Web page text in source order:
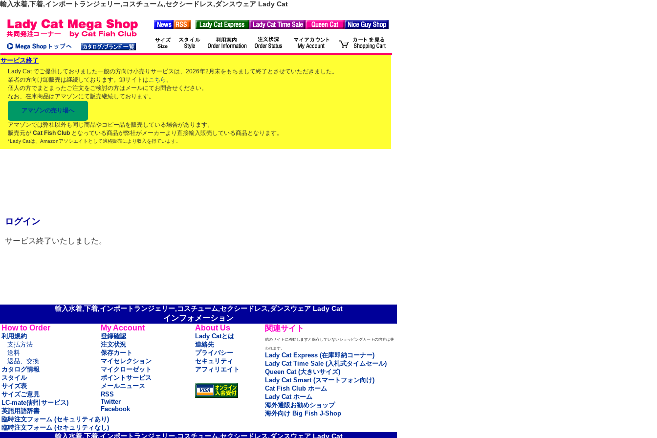
輸入水着,下着,インポートランジェリー,コスチューム,セクシードレス,ダンスウェア Lady Cat
サービス終了
Lady Cat でご提供しておりました一般の方向け小売りサービスは、2026年2月末をもちまして終了とさせていただきました。
業者の方向け卸販売は継続しております。卸サイトはこちら 。
個人の方でまとまったご注文をご検討の方はメールにてお問合せください。
なお、在庫商品はアマゾンにて販売継続しております。
アマゾンの売り場へ
アマゾンでは弊社以外も同じ商品やコピー品を販売している場合があります。
販売元が Cat Fish Club となっている商品が弊社がメーカーより直接輸入販売している商品となります。
*Lady Catは、Amazonアソシエイトとして適格販売により収入を得ています。
ログイン
サービス終了いたしました。
輸入水着,下着,インポートランジェリー,コスチューム,セクシードレス,ダンスウェア Lady Cat
インフォメーション
How to Order
利用規約
支払方法
送料
返品、交換
カタログ情報
スタイル
サイズ表
サイズご意見
LC-mate(割引サービス)
英語用語辞書
My Account
登録確認
注文状況
保存カート
マイセレクション
マイクローゼット
ポイントサービス
メールニュース
RSS
Twitter
Facebook
About Us
Lady Catとは
連絡先
プライバシー
セキュリティ
アフィリエイト
関連サイト
他のサイトに移動しますと保存していないショッピングカートの内容は失
われます。
Lady Cat Express (在庫即納コーナー)
Lady Cat Time Sale (入札式タイムセール)
Queen Cat (大きいサイズ)
Lady Cat Smart (スマートフォン向け)
Cat Fish Club ホーム
Lady Cat ホーム
海外通販お勧めショップ
海外向け Big Fish J-Shop
臨時注文フォーム (セキュリティあり)
臨時注文フォーム (セキュリティなし)
輸入水着,下着,インポートランジェリー,コスチューム,セクシードレス,ダンスウェア Lady Cat